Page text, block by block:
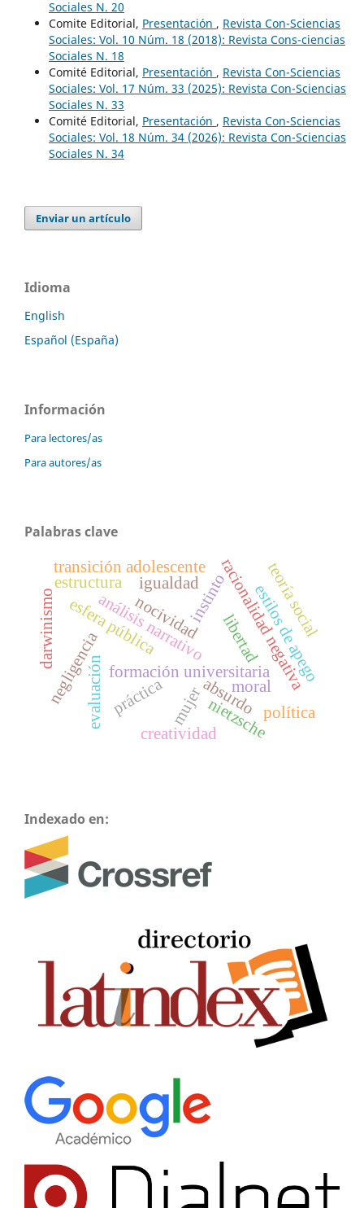
Sociales N. 20
Comite Editorial, Presentación , Revista Con-Sciencias
Sociales: Vol. 10 Núm. 18 (2018): Revista Cons-ciencias
Sociales N. 18
Comité Editorial, Presentación , Revista Con-Sciencias
Sociales: Vol. 17 Núm. 33 (2025): Revista Con-Sciencias
Sociales N. 33
Comité Editorial, Presentación , Revista Con-Sciencias
Sociales: Vol. 18 Núm. 34 (2026): Revista Con-Sciencias
Sociales N. 34
Enviar un artículo
Idioma
English
Español (España)
Información
Para lectores/as
Para autores/as
Palabras clave
absurdo
formación universitaria
racionalidad negativa
instinto
nocividad
análisis narrativo
transición adolescente
estilos de apego
teoría social
evaluación mujer
libertad
igualdad
esfera pública
práctica
negligencia
estructura
creatividadnietzsche
darwinismo
política
moral
Indexado en: